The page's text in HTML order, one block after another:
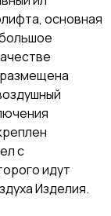
основная
с
идут
Изделия.